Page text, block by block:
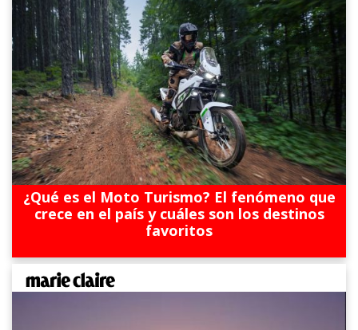
¿Qué es el Moto Turismo? El fenómeno que
crece en el país y cuáles son los destinos
favoritos